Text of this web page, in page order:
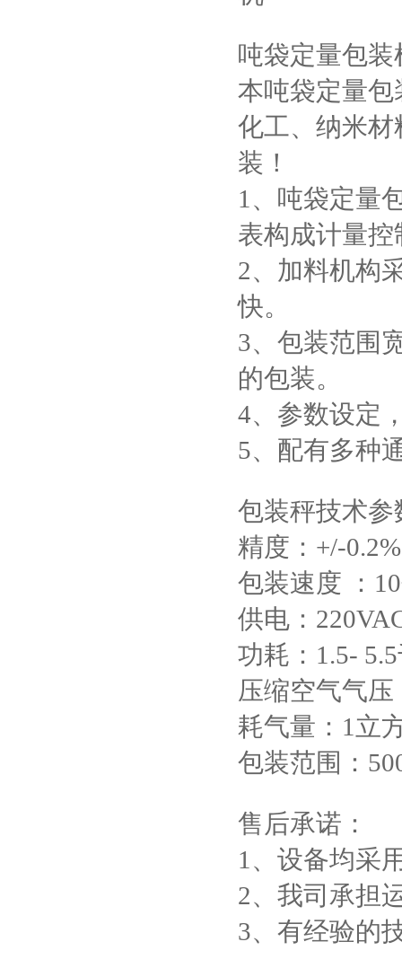
吨袋定量包装
本吨袋定量
化工、纳米材
装！
1、吨袋定量
表构成计量
2、加料机构
快。
3、包装范围
的包装。
4、参数设定
5、配有多种
包装秤技术参
精度：+/-0.2%
包装速度 ：
供电：
功耗：1.5-
压缩空气气压
耗气量：1立
包装范围：
售后承诺：
1、设备均采
2、我司承担
3、有经验的